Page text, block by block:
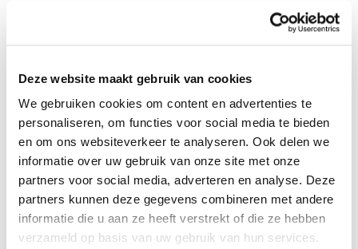
Deze website maakt gebruik van cookies
We gebruiken cookies om content en advertenties te
personaliseren, om functies voor social media te bieden
en om ons websiteverkeer te analyseren. Ook delen we
informatie over uw gebruik van onze site met onze
partners voor social media, adverteren en analyse. Deze
partners kunnen deze gegevens combineren met andere
informatie die u aan ze heeft verstrekt of die ze hebben
verzameld op basis van uw gebruik van hun services.
RUFF CYCLES Lil’Missy Elegance
Que vous alliez au travail, à la salle de sport ou en route pour votre
prochain rendez-vous, laLil’Missy est toujours parfaite pour chaque
occasion. Cette bicyclette a tout ce que vous attendez d’une véritable
BFF.
Croyez à la hype
NotreLil’Missyest là pour défier la tradition et inaugurer une
nouvelle ère pour lafem-obilité! Nous avons conçu laLil’Missypour
révolutionner le marché des vélos électriques à cadre ouvert et offrir à